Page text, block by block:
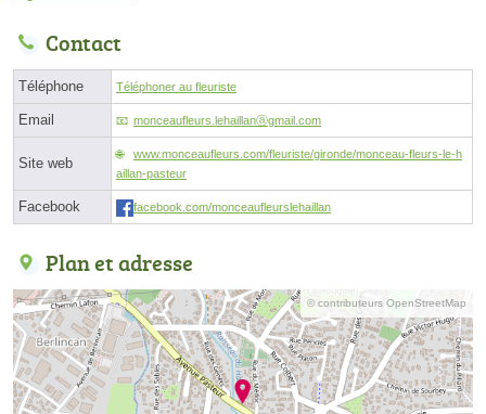
Contact
Téléphone Téléphoner au fleuriste
Email monceaufleurs.lehaillanⓐgmail.com
Site web
www.monceaufleurs.com/fleuriste/gironde/monceau-fleurs-le-h
aillan-pasteur
Facebook facebook.com/monceaufleurslehaillan
Plan et adresse
© contributeurs OpenStreetMap